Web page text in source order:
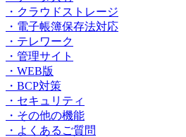
・クラウドストレージ
・電子帳簿保存法対応
・テレワーク
・管理サイト
・WEB版
・BCP対策
・セキュリティ
・その他の機能
・よくあるご質問